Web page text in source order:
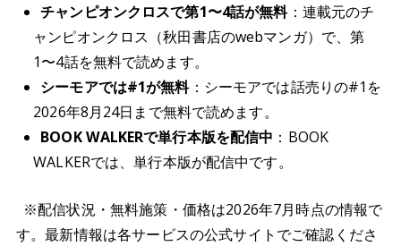
チャンピオンクロスで第1〜4話が無料：連載元のチ
ャンピオンクロス（秋田書店のwebマンガ）で、第
1〜4話を無料で読めます。
シーモアでは#1が無料：シーモアでは話売りの#1を
2026年8月24日まで無料で読めます。
BOOK WALKERで単行本版を配信中 ：BOOK
WALKERでは、単行本版が配信中です。
※配信状況・無料施策・価格は2026年7月時点の情報で
す。最新情報は各サービスの公式サイトでご確認くださ